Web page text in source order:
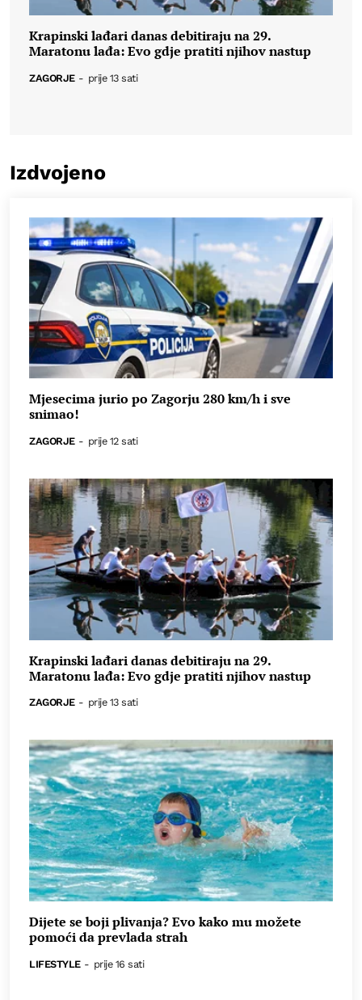
Krapinski lađari danas debitiraju na 29.
Maratonu lađa: Evo gdje pratiti njihov nastup
ZAGORJE - prije 13 sati
Izdvojeno
Mjesecima jurio po Zagorju 280 km/h i sve
snimao!
ZAGORJE - prije 12 sati
Krapinski lađari danas debitiraju na 29.
Maratonu lađa: Evo gdje pratiti njihov nastup
ZAGORJE - prije 13 sati
Dijete se boji plivanja? Evo kako mu možete
pomoći da prevlada strah
LIFESTYLE - prije 16 sati